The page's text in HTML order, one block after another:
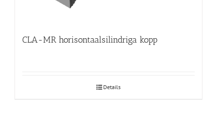
CLA-MR horisontaalsilindriga kopp
Details